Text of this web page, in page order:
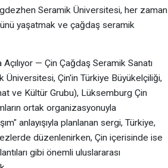
Seramik Üniversitesi, her zaman
yaşatmak ve çağdaş seramik
— Çin Çağdaş Seramik Sanatı
Üniversitesi, Çin'in Türkiye Büyükelçiliği,
ve Kültür Grubu), Lüksemburg Çin
ortak organizasyonuyla
anlayışıyla planlanan sergi, Türkiye,
düzenlenirken, Çin içerisinde ise
gibi önemli uluslararası